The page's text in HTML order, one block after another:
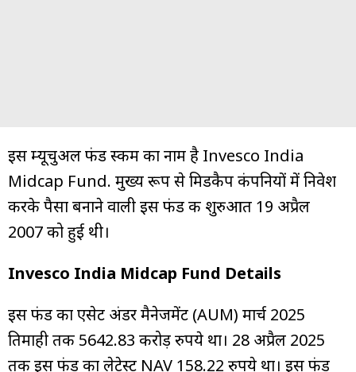
इस म्यूचुअल फंड स्कीम का नाम है Invesco India
Midcap Fund. मुख्य रूप से मिडकैप कंपनियों में निवेश
करके पैसा बनाने वाली इस फंड की शुरुआत 19 अप्रैल
2007 को हुई थी।
Invesco India Midcap Fund Details
इस फंड का एसेट अंडर मैनेजमेंट (AUM) मार्च 2025
तिमाही तक 5642.83 करोड़ रुपये था। 28 अप्रैल 2025
तक इस फंड का लेटेस्ट NAV 158.22 रुपये था। इस फंड